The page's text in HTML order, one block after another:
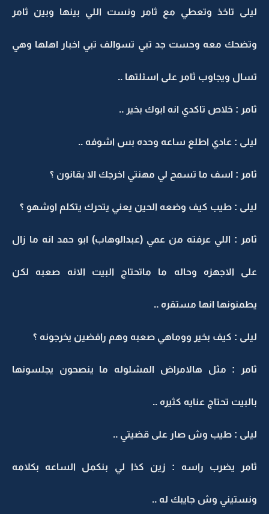
ليلى تاخذ وتعطي مع ثامر ونست اللي بينها وبين ثامر
وتضحك معه وحست جد تبي تسوالف تبي اخبار اهلها وهي
تسال ويجاوب ثامر على اسئلتها ..
ثامر : خلاص تاكدي انه ابوك بخير ..
ليلى : عادي اطلع ساعه وحده بس اشوفه ..
ثامر : اسف ما تسمح لي مهنتي اخرجك الا بقانون ؟
ليلى : طيب كيف وضعه الحين يعني يتحرك يتكلم اوشهو ؟
ثامر : اللي عرفته من عمي (عبدالوهاب) ابو حمد انه ما زال
على الاجهزه وحاله ما ماتحتاج البيت الانه صعبه لكن
يطمنونها انها مستقره ..
ليلى : كيف بخير ووماهي صعبه وهم رافضين يخرجونه ؟
ثامر : مثل هالامراض المشلوله ما ينصحون يجلسونها
بالبيت تحتاج عنايه كثيره ..
ليلى : طيب وش صار على قضيتي ..
ثامر يضرب راسه : زين كذا لي بنكمل الساعه بكلامه
ونستيني وش جايبك له ..